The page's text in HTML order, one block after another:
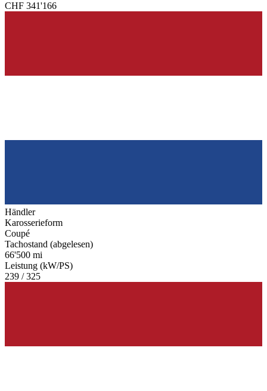
CHF 341'166
Händler
Karosserieform
Coupé
Tachostand (abgelesen)
66'500 mi
Leistung (kW/PS)
239 / 325